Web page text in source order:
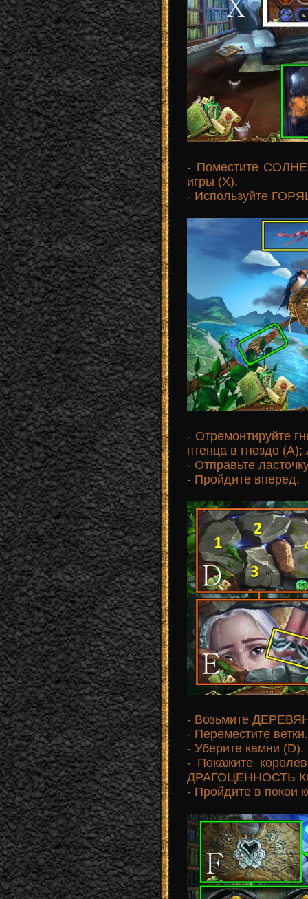
- Поместите
игры (X).
- Используйте
- Отремонтируйте
птенца в гнездо (А);
- Отправьте
- Пройдите вперед.
- Возьмите
- Переместите ветки.
- Уберите камни (D).
- Покажите
ДРАГОЦЕННОСТЬ
- Пройдите в покои